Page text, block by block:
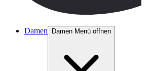
Damen Damen Menü öffnen